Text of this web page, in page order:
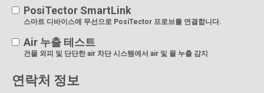
PosiTector SmartLink
스마트 디바이스에 무선으로 PosiTector 프로브를 연결합니다.
Air 누출 테스트
건물 외피 및 단단한 air 차단 시스템에서 air 및 물 누출 감지
연락처 정보